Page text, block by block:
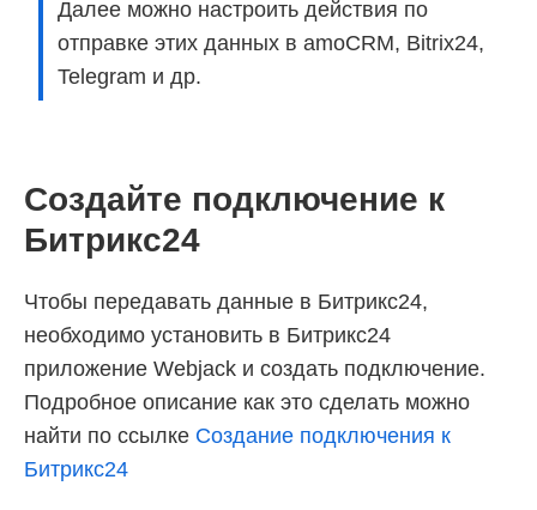
Далее можно настроить действия по
отправке этих данных в amoCRM, Bitrix24,
Telegram и др.
Создайте подключение к
Битрикс24
Чтобы передавать данные в Битрикс24,
необходимо установить в Битрикс24
приложение Webjack и создать подключение.
Подробное описание как это сделать можно
найти по ссылке Создание подключения к
Битрикс24